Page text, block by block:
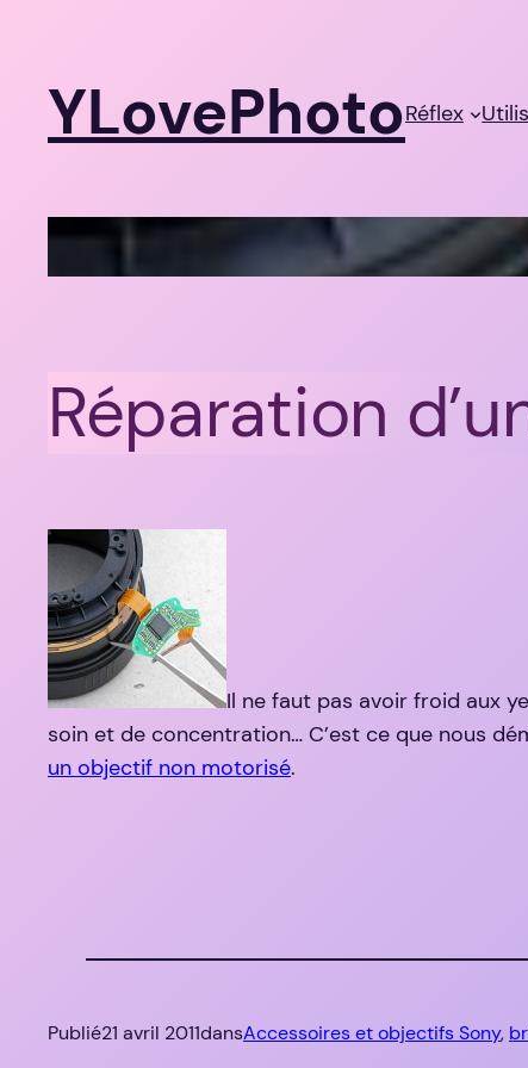
contenu
YLovePhotoRéflex
Réparation
Il ne faut pas avoir froid aux
soin et de concentration… C’est ce que nous
un objectif non motorisé.
Publié21 avril 2011dansAccessoires et objectifs Sony,